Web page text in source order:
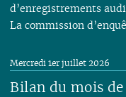
d’enregistrements
La commission
Bilan du mois
Mercredi 1er juillet 2026